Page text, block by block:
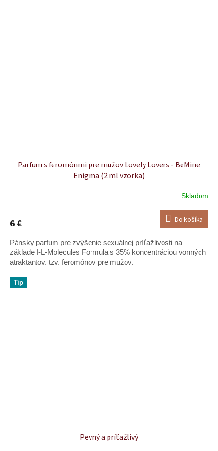
Parfum s feromónmi pre mužov Lovely Lovers - BeMine
Enigma (2 ml vzorka)
Skladom
6 € Do košíka
Pánsky parfum pre zvýšenie sexuálnej príťažlivosti na
základe I-L-Molecules Formula s 35% koncentráciou vonných
atraktantov. tzv. feromónov pre mužov.
Tip
Pevný a príťažlivý